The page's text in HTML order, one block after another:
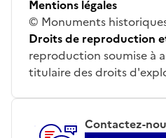
Mentions légales
© Monuments
Droits de reproduction
reproduction soumise à
titulaire des droits
Contactez-